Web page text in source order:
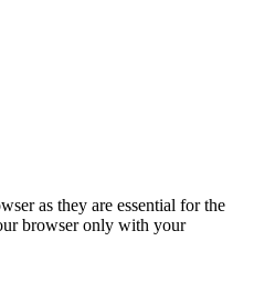
as they are essential for the
browser only with your